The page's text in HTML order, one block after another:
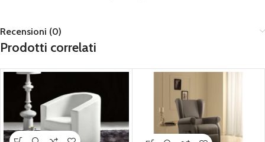
Recensioni (0)
Prodotti correlati